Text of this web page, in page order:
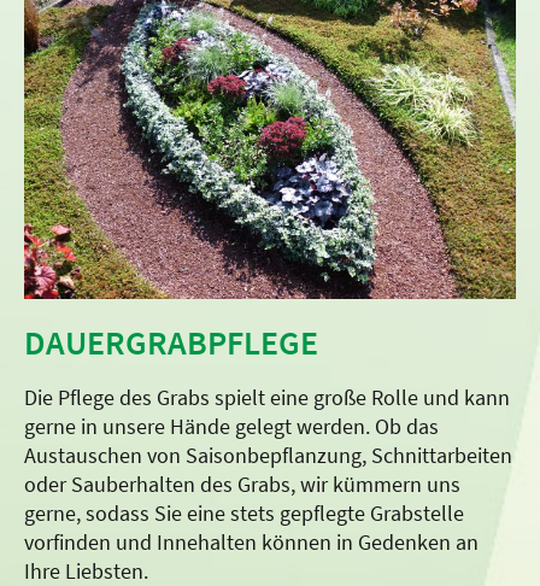
DAUERGRABPFLEGE
Die Pflege des Grabs spielt eine große Rolle und kann
gerne in unsere Hände gelegt werden. Ob das
Austauschen von Saisonbepflanzung, Schnittarbeiten
oder Sauberhalten des Grabs, wir kümmern uns
gerne, sodass Sie eine stets gepflegte Grabstelle
vorfinden und Innehalten können in Gedenken an
Ihre Liebsten.